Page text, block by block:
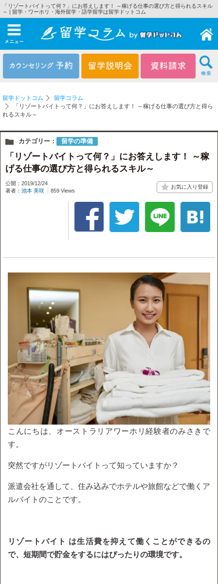
「リゾートバイトって何？」にお答えします！ ～稼げる仕事の選び方と得られるスキル
～ | 留学・ワーホリ・海外留学・語学留学は留学ドットコム
メニュー
留学ドットコム
留学コラム
「リゾートバイトって何？」にお答えします！ ～稼げる仕事の選び方と得ら
れるスキル～
カテゴリー： 留学の準備
「リゾートバイトって何？」にお答えします！ ～稼
げる仕事の選び方と得られるスキル～
公開：2019/12/24
著者： 池本 美咲 859 Views
こんにちは、オーストラリアワーホリ経験者のみさきで
す。
突然ですがリゾートバイトって知っていますか？
派遣会社を通して、住み込みでホテルや旅館などで働くア
ルバイトのことです。
リゾートバイト は生活費を抑えて働くことができるの
で、短期間で貯金をするにはぴったりの環境です。